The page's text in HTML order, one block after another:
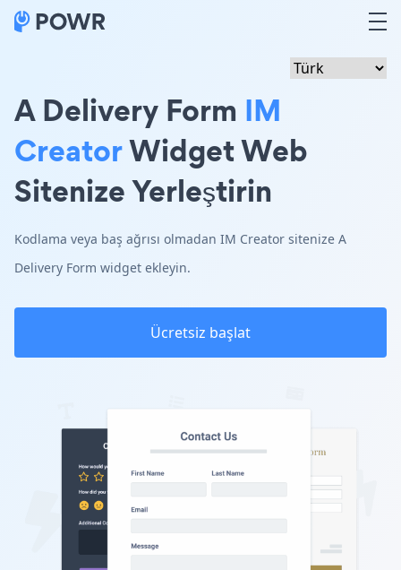
A Delivery Form IM
CreatorWidget Web
Sitenize Yerleştirin
Kodlama veya baş ağrısı olmadan IM Creator sitenize A
Delivery Form widget ekleyin.
Ücretsiz başlat